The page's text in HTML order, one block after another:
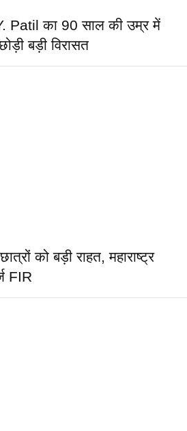
Patil का 90 साल की उम्र में
बड़ी विरासत
को बड़ी राहत, महाराष्ट्र
FIR